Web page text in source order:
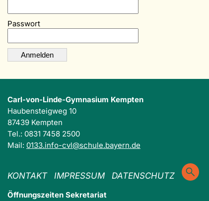
Passwort
Anmelden
Carl-von-Linde-Gymnasium Kempten
Haubensteigweg 10
87439 Kempten
Tel.: 0831 7458 2500
Mail: 0133.info-cvl@schule.bayern.de
KONTAKT IMPRESSUM DATENSCHUTZ
Öffnungszeiten Sekretariat